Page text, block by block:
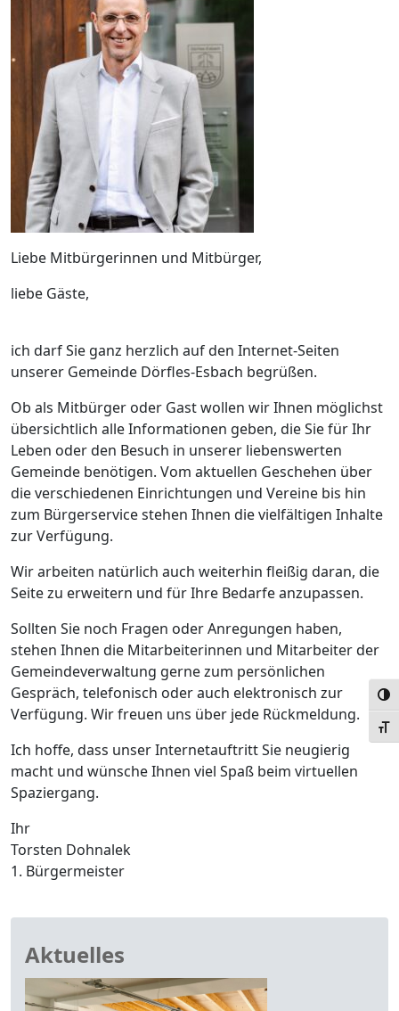
Liebe Mitbürgerinnen und Mitbürger,
liebe Gäste,
ich darf Sie ganz herzlich auf den Internet-Seiten
unserer Gemeinde Dörfles-Esbach begrüßen.
Ob als Mitbürger oder Gast wollen wir Ihnen möglichst
übersichtlich alle Informationen geben, die Sie für Ihr
Leben oder den Besuch in unserer liebenswerten
Gemeinde benötigen. Vom aktuellen Geschehen über
die verschiedenen Einrichtungen und Vereine bis hin
zum Bürgerservice stehen Ihnen die vielfältigen Inhalte
zur Verfügung.
Wir arbeiten natürlich auch weiterhin fleißig daran, die
Seite zu erweitern und für Ihre Bedarfe anzupassen.
Sollten Sie noch Fragen oder Anregungen haben,
stehen Ihnen die Mitarbeiterinnen und Mitarbeiter der
Gemeindeverwaltung gerne zum persönlichen
Gespräch, telefonisch oder auch elektronisch zur
Verfügung. Wir freuen uns über jede Rückmeldung.
Ich hoffe, dass unser Internetauftritt Sie neugierig
macht und wünsche Ihnen viel Spaß beim virtuellen
Spaziergang.
Ihr
Torsten Dohnalek
1. Bürgermeister
Aktuelles